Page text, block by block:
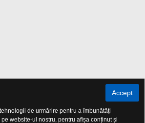
Accept
de urmărire pentru a îmbunătăți
website-ul nostru, pentru afișa conținut și